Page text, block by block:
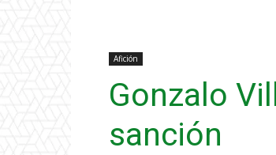
Afición
Gonzalo
sanción